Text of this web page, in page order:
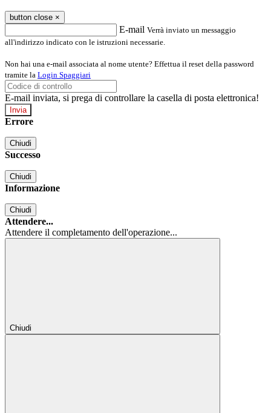
button close ×
E-mail Verrà inviato un messaggio
all'indirizzo indicato con le istruzioni necessarie.
Non hai una e-mail associata al nome utente? Effettua il reset della password
tramite la Login Spaggiari
E-mail inviata, si prega di controllare la casella di posta elettronica!
Errore
Chiudi
Successo
Chiudi
Informazione
Chiudi
Attendere...
Attendere il completamento dell'operazione...
Chiudi